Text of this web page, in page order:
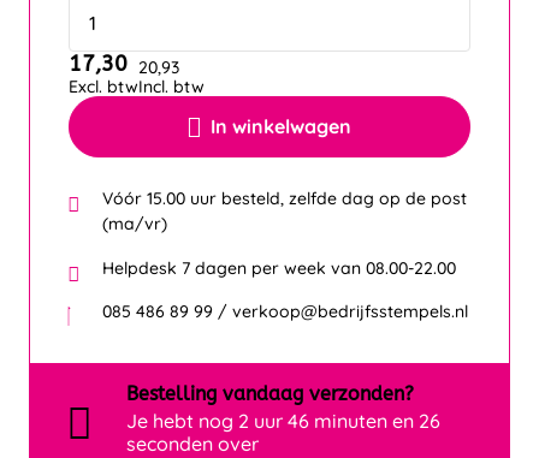
In winkelwagen
17,30
Excl. btw
20,93
Incl. btw
Vóór 15.00 uur besteld, zelfde dag op de post
(ma/vr)
Helpdesk 7 dagen per week van 08.00-22.00
085 486 89 99 / verkoop@bedrijfsstempels.nl
Bestelling vandaag verzonden?
Je hebt nog 2 uur 46 minuten en 26
seconden over